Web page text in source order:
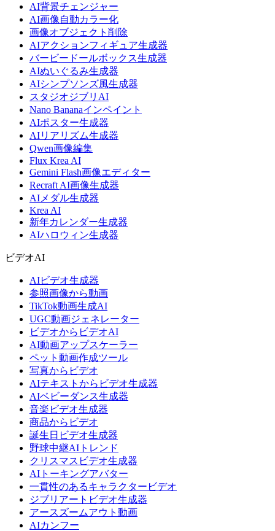
AI背景チェンジャー
AI画像自動カラー化
画像オブジェクト削除
AIアクションフィギュア生成器
バービードールボックス生成器
AIぬいぐるみ生成器
AIシンプソンズ風生成器
スタジオジブリAI
Nano Bananaインペイント
AIポスター生成器
AIリアリズム生成器
Qwen画像編集
Flux Krea AI
Gemini Flash画像エディター
Recraft AI画像生成器
AIメダル生成器
Krea AI
新年カレンダー生成器
AIハロウィン生成器
ビデオAI
AIビデオ生成器
参照画像から動画
TikTok動画生成AI
UGC動画ジェネレーター
ビデオからビデオAI
AI動画アップスケーラー
ペット動画作成ツール
写真からビデオ
AIテキストからビデオ生成器
AIベビーダンス生成器
音楽ビデオ生成器
商品からビデオ
誕生日ビデオ生成器
野球中継AIトレンド
クリスマスビデオ生成器
AIトーキングアバター
一貫性のあるキャラクタービデオ
ジブリアートビデオ生成器
アースズームアウト動画
AIカンフー